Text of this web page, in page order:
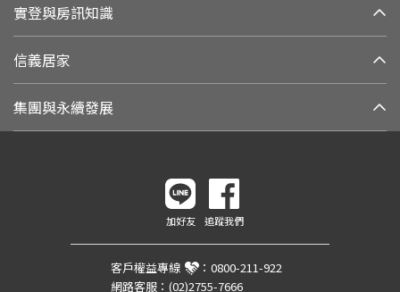
實登與房訊知識
信義居家
集團與永續發展
加好友 追蹤我們
客戶權益專線 ： 0800-211-922
網路客服： (02)2755-7666